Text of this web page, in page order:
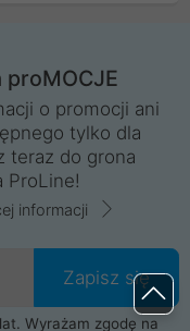
o promocji ani
tylko dla
teraz do grona
ProLine!
informacji
Zapisz się
Wyrażam zgodę na